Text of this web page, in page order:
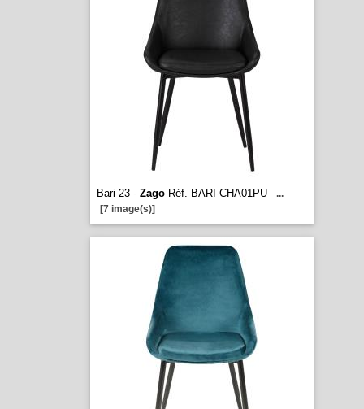
Bari 23 - ZagoRéf. BARI-CHA01PU
...
[7 image(s)]